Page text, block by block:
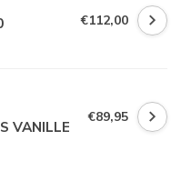
€112,00
VANILLE €89,95